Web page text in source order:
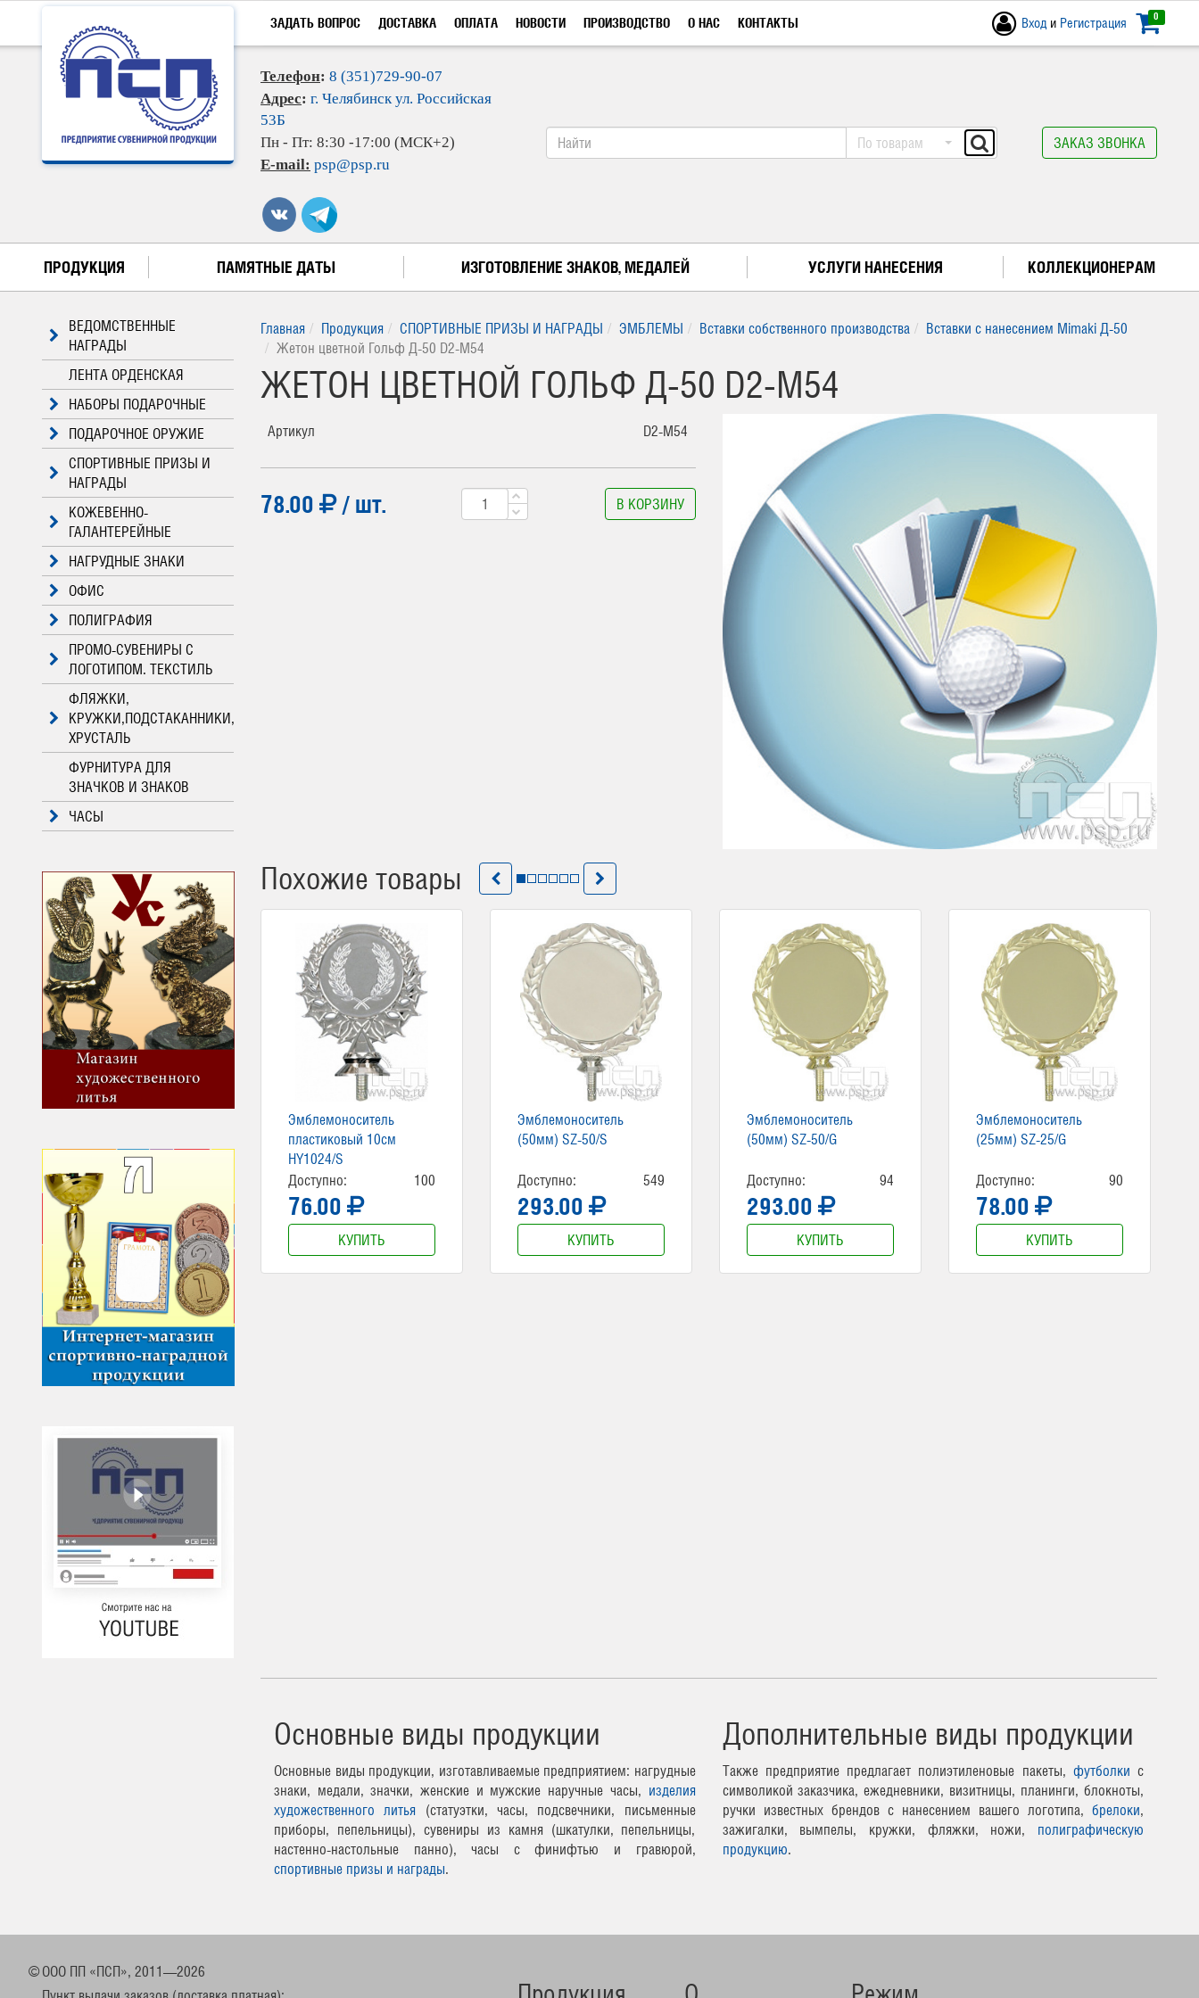
ЗАДАТЬ ВОПРОС ДОСТАВКА ОПЛАТА НОВОСТИ ПРОИЗВОДСТВО О НАС КОНТАКТЫ 0
Вход и Регистрация
Телефон: 8 (351)729-90-07
Адрес: г. Челябинск ул. Российская
53Б
Пн - Пт: 8:30 -17:00 (МСК+2)
E-mail: psp@psp.ru
По товарам ЗАКАЗ ЗВОНКА
ПРОДУКЦИЯ ПАМЯТНЫЕ ДАТЫ ИЗГОТОВЛЕНИЕ ЗНАКОВ, МЕДАЛЕЙ УСЛУГИ НАНЕСЕНИЯ КОЛЛЕКЦИОНЕРАМ
ВЕДОМСТВЕННЫЕ
НАГРАДЫ
ЛЕНТА ОРДЕНСКАЯ
НАБОРЫ ПОДАРОЧНЫЕ
ПОДАРОЧНОЕ ОРУЖИЕ
СПОРТИВНЫЕ ПРИЗЫ И
НАГРАДЫ
КОЖЕВЕННО-
ГАЛАНТЕРЕЙНЫЕ
НАГРУДНЫЕ ЗНАКИ
ОФИС
ПОЛИГРАФИЯ
ПРОМО-СУВЕНИРЫ С
ЛОГОТИПОМ. ТЕКСТИЛЬ
ФЛЯЖКИ,
КРУЖКИ,ПОДСТАКАННИКИ,
ХРУСТАЛЬ
ФУРНИТУРА ДЛЯ
ЗНАЧКОВ И ЗНАКОВ
ЧАСЫ
Главная Продукция СПОРТИВНЫЕ ПРИЗЫ И НАГРАДЫ ЭМБЛЕМЫ Вставки собственного производства
Вставки с нанесением Mimaki Д-50
Жетон цветной Гольф Д-50 D2-M54
ЖЕТОН ЦВЕТНОЙ ГОЛЬФ Д-50 D2-M54
Артикул D2-M54
78.00 / шт. В КОРЗИНУ
Похожие товары
Эмблемоноситель
пластиковый 10см
HY1024/S
Доступно:
100
76.00
КУПИТЬ
Эмблемоноситель
(50мм) SZ-50/S
Доступно: 549
293.00
КУПИТЬ
Эмблемоноситель
(50мм) SZ-50/G
Доступно: 94
293.00
КУПИТЬ
Эмблемоноситель
(25мм) SZ-25/G
Доступно: 90
78.00
КУПИТЬ
Основные виды продукции
Основные виды продукции, изготавливаемые предприятием: нагрудные
знаки, медали, значки, женские и мужские наручные часы, изделия
художественного литья (статуэтки, часы, подсвечники, письменные
приборы, пепельницы), сувениры из камня (шкатулки, пепельницы,
настенно-настольные панно), часы с финифтью и гравюрой,
спортивные призы и награды.
Дополнительные виды продукции
Также предприятие предлагает полиэтиленовые пакеты, футболки с
символикой заказчика, ежедневники, визитницы, планинги, блокноты,
ручки известных брендов с нанесением вашего логотипа, брелоки,
зажигалки, вымпелы, кружки, фляжки, ножи, полиграфическую
продукцию.
© ООО ПП «ПСП», 2011—2026